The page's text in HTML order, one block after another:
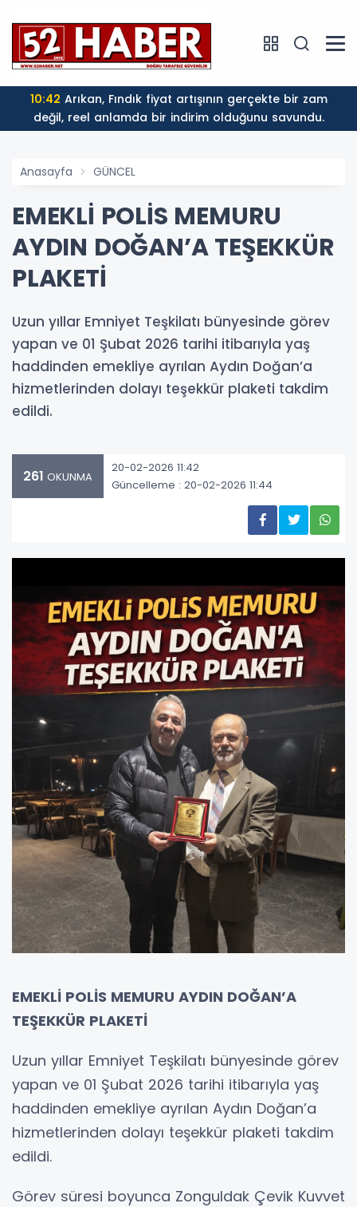
10:42
değil, reel anlamda bir indirim olduğunu savundu.
Anasayfa GÜNCEL
EMEKLİ POLİS MEMURU
AYDIN DOĞAN’A TEŞEKKÜR
PLAKETİ
Uzun yıllar Emniyet Teşkilatı bünyesinde görev
yapan ve 01 Şubat 2026 tarihi itibarıyla yaş
haddinden emekliye ayrılan Aydın Doğan’a
hizmetlerinden dolayı teşekkür plaketi takdim
edildi.
261 OKUNMA
20-02-2026 11:42
Güncelleme : 20-02-2026 11:44
EMEKLİ POLİS MEMURU AYDIN DOĞAN’A
TEŞEKKÜR PLAKETİ
Uzun yıllar Emniyet Teşkilatı bünyesinde görev
yapan ve 01 Şubat 2026 tarihi itibarıyla yaş
haddinden emekliye ayrılan Aydın Doğan’a
hizmetlerinden dolayı teşekkür plaketi takdim
edildi.
Görev süresi boyunca Zonguldak Çevik Kuvvet